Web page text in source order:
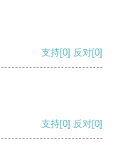
支持[0] 反对[0]
支持[0] 反对[0]